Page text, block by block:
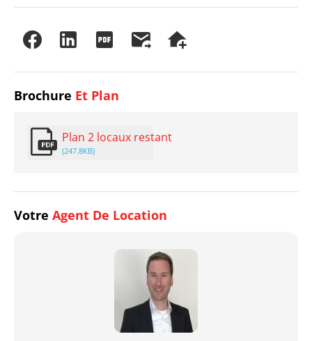
Brochure Et Plan
Plan 2 locaux restant
(247.8KB)
Votre Agent De Location